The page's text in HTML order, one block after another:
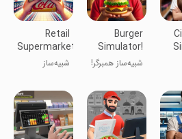
Burger
Simulator!
شبیه‌ساز همبرگر!
Retail
Supermarket
Simulator
شبیه‌ساز
خرده‌فروشی